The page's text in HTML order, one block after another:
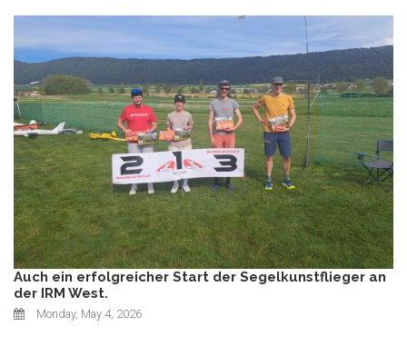
Auch ein erfolgreicher Start der Segelkunstflieger an
der IRM West.
Monday, May 4, 2026